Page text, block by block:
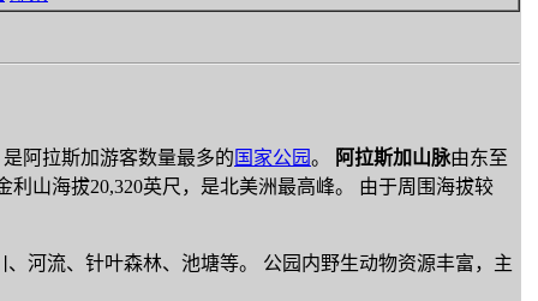
阿拉斯加游客数量最多的 国家公园。 阿拉斯加山脉由东至
利山海拔20,320英尺，是北美洲最高峰。 由于周围海拔较
、河流、针叶森林、池塘等。 公园内野生动物资源丰富，主